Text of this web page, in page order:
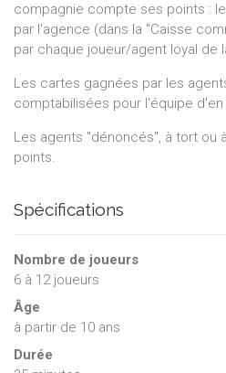
compagnie compte ses points :
par l'agence (dans la "Caisse
par chaque joueur/agent loyal de
Les cartes gagnées par les
comptabilisées pour l'équipe d'en
Les agents "dénoncés", à tort ou
points.
Spécifications
Nombre de joueurs
6 à 12joueurs
Âge
à partir de 10 ans
Durée